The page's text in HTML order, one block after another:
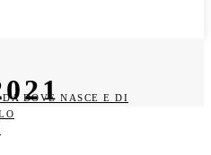
DOVE NASCE E DI